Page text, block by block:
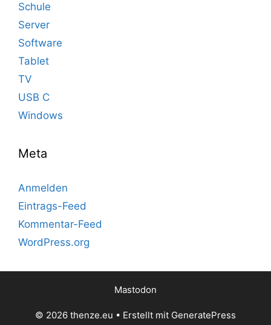
Schule
Server
Software
Tablet
TV
USB C
Windows
Meta
Anmelden
Eintrags-Feed
Kommentar-Feed
WordPress.org
Mastodon
© 2026 thenze.eu • Erstellt mit GeneratePress